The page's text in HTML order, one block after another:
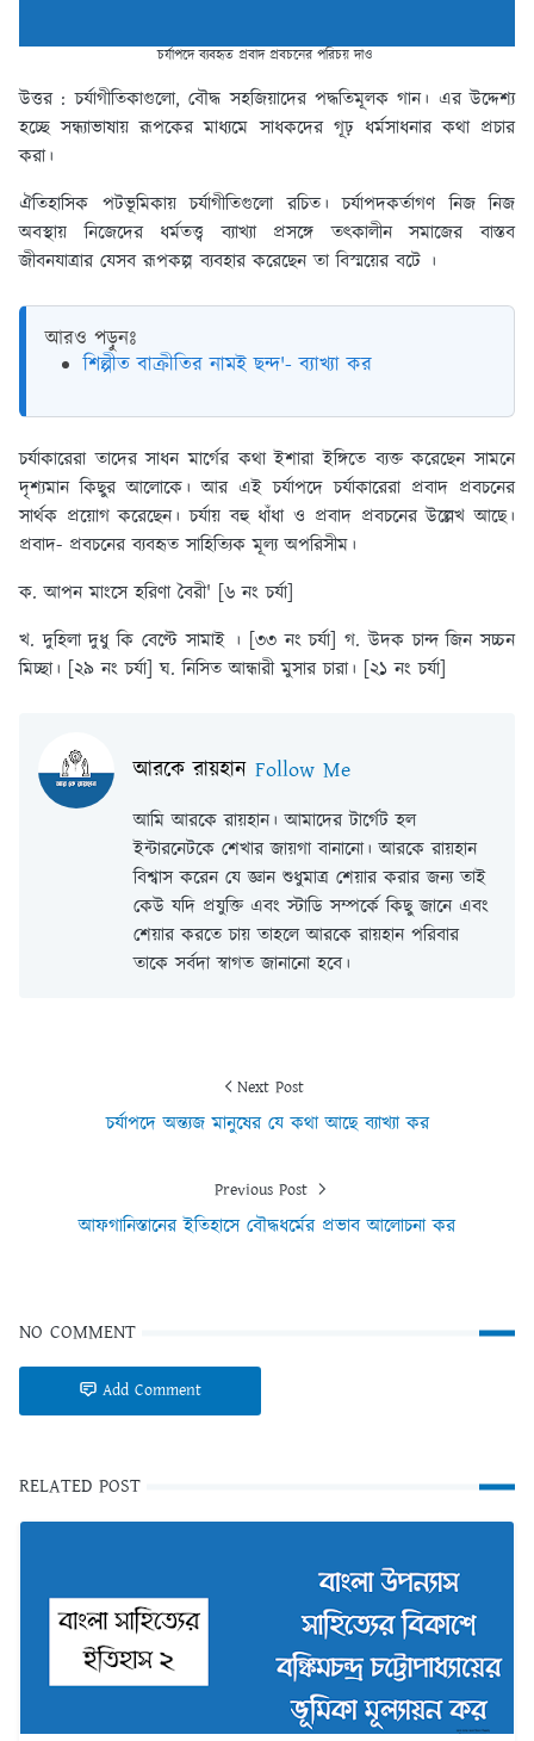
চর্যাপদে ব্যবহৃত প্রবাদ প্রবচনের পরিচয় দাও
উত্তর : চর্যাগীতিকাগুলো, বৌদ্ধ সহজিয়াদের পদ্ধতিমূলক গান। এর উদ্দেশ্য
হচ্ছে সন্ধ্যাভাষায় রূপকের মাধ্যমে সাধকদের গূঢ় ধর্মসাধনার কথা প্রচার
করা।
ঐতিহাসিক পটভূমিকায় চর্যাগীতিগুলো রচিত। চর্যাপদকর্তাগণ নিজ নিজ
অবস্থায় নিজেদের ধর্মতত্ত্ব ব্যাখ্যা প্রসঙ্গে তৎকালীন সমাজের বাস্তব
জীবনযাত্রার যেসব রূপকল্প ব্যবহার করেছেন তা বিস্ময়ের বটে ।
আরও পড়ুনঃ
শিল্পীত বাক্রীতির নামই ছন্দ'- ব্যাখ্যা কর
চর্যাকারেরা তাদের সাধন মার্গের কথা ইশারা ইঙ্গিতে ব্যক্ত করেছেন সামনে
দৃশ্যমান কিছুর আলোকে। আর এই চর্যাপদে চর্যাকারেরা প্রবাদ প্রবচনের
সার্থক প্রয়োগ করেছেন। চর্যায় বহু ধাঁধা ও প্রবাদ প্রবচনের উল্লেখ আছে।
প্রবাদ- প্রবচনের ব্যবহৃত সাহিত্যিক মূল্য অপরিসীম।
ক. আপন মাংসে হরিণা বৈরী' [৬ নং চর্যা]
খ. দুহিলা দুধু কি বেণ্টে সামাই । [৩৩ নং চর্যা] গ. উদক চান্দ জিন সচ্চন
মিচ্ছা। [২৯ নং চর্যা] ঘ. নিসিত আন্ধারী মুসার চারা। [২১ নং চর্যা]
আরকে রায়হান Follow Me
আমি আরকে রায়হান। আমাদের টার্গেট হল
ইন্টারনেটকে শেখার জায়গা বানানো। আরকে রায়হান
বিশ্বাস করেন যে জ্ঞান শুধুমাত্র শেয়ার করার জন্য তাই
কেউ যদি প্রযুক্তি এবং স্টাডি সম্পর্কে কিছু জানে এবং
শেয়ার করতে চায় তাহলে আরকে রায়হান পরিবার
তাকে সর্বদা স্বাগত জানানো হবে।
Next Post
চর্যাপদে অন্ত্যজ মানুষের যে কথা আছে ব্যাখ্যা কর
Previous Post
আফগানিস্তানের ইতিহাসে বৌদ্ধধর্মের প্রভাব আলোচনা কর
NO COMMENT
Add Comment
RELATED POST